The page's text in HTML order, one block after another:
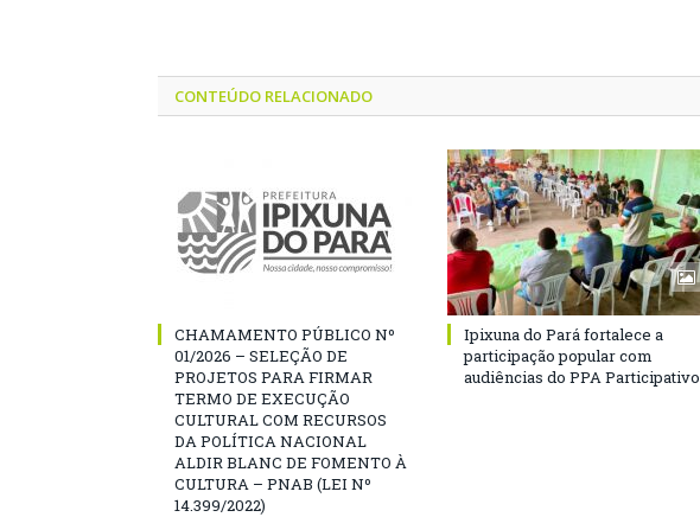
CONTEÚDO RELACIONADO
CHAMAMENTO PÚBLICO Nº
01/2026 – SELEÇÃO DE
PROJETOS PARA FIRMAR
TERMO DE EXECUÇÃO
CULTURAL COM RECURSOS
DA POLÍTICA NACIONAL
ALDIR BLANC DE FOMENTO À
CULTURA – PNAB (LEI Nº
14.399/2022)
Ipixuna do Pará fortalece a
participação popular com
audiências do PPA Participativo